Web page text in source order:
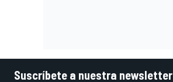
Suscríbete a nuestra newsletter